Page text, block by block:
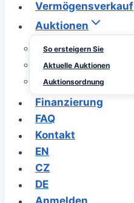
Vermögensverkauf
Auktionen
So ersteigern Sie
Aktuelle Auktionen
Auktionsordnung
Finanzierung
FAQ
Kontakt
EN
CZ
DE